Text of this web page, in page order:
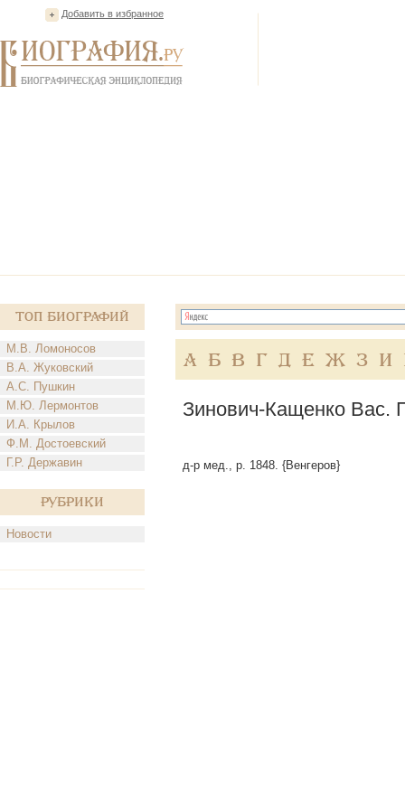
Добавить в избранное
Топ Биографий
М.В. Ломоносов
В.А. Жуковский
А.С. Пушкин
М.Ю. Лермонтов
И.А. Крылов
Ф.М. Достоевский
Г.Р. Державин
Рубрики
Новости
А Б В Г Д Е Ж З И
Зинович-Кащенко Вас.
д-р мед., р. 1848. {Венгеров}